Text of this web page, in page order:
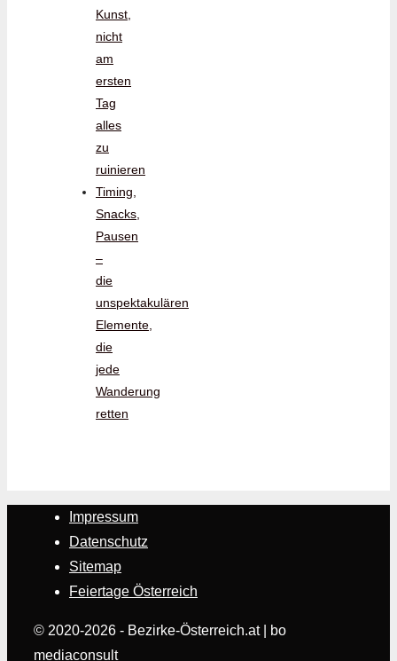
Kunst,
nicht
am
ersten
Tag
alles
zu
ruinieren
Timing,
Snacks,
Pausen
–
die
unspektakulären
Elemente,
die
jede
Wanderung
retten
Impressum
Datenschutz
Sitemap
Feiertage Österreich
© 2020-2026 - Bezirke-Österreich.at | bo
mediaconsult